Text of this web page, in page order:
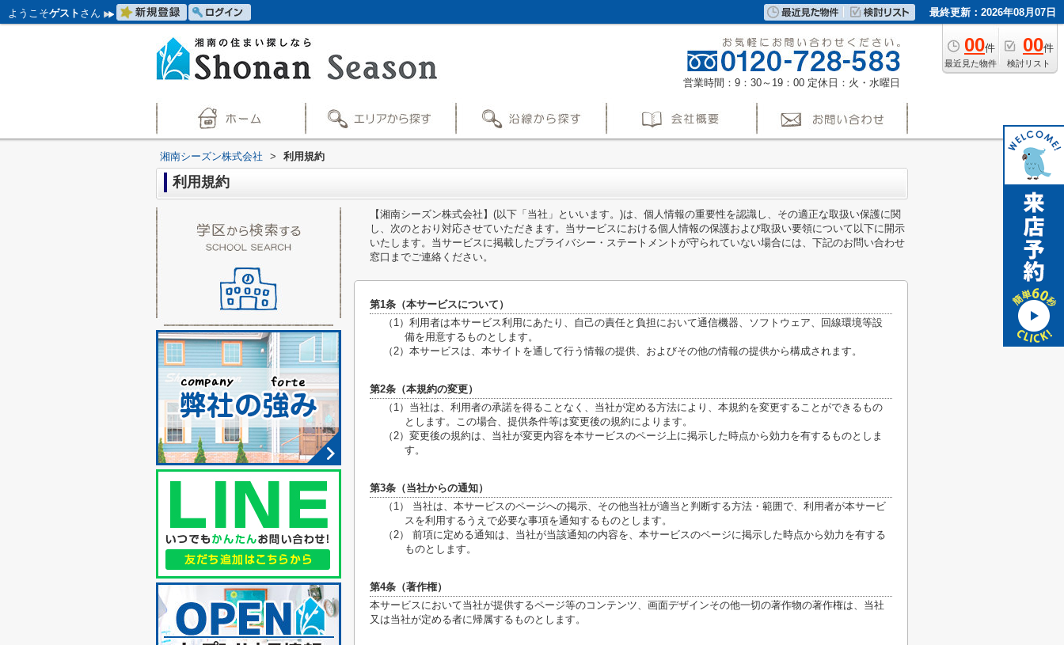
ようこそゲスト さん 最終更新：2026年08月07日
00件
最近見た物件
00件
検討リスト
営業時間：9：30～19：00 定休日：火・水曜日
湘南シーズン株式会社 > 利用規約
利用規約
【湘南シーズン株式会社】(以下「当社」といいます。)は、個人情報の重要性を認識し、その適正な取扱い保護に関
し、次のとおり対応させていただきます。当サービスにおける個人情報の保護および取扱い要領について以下に開示
いたします。当サービスに掲載したプライバシー・ステートメントが守られていない場合には、下記のお問い合わせ
窓口までご連絡ください。
第1条（本サービスについて）
（1）利用者は本サービス利用にあたり、自己の責任と負担において通信機器、ソフトウェア、回線環境等設
備を用意するものとします。
（2）本サービスは、本サイトを通して行う情報の提供、およびその他の情報の提供から構成されます。
第2条（本規約の変更）
（1）当社は、利用者の承諾を得ることなく、当社が定める方法により、本規約を変更することができるもの
とします。この場合、提供条件等は変更後の規約によります。
（2）変更後の規約は、当社が変更内容を本サービスのページ上に掲示した時点から効力を有するものとしま
す。
第3条（当社からの通知）
（1） 当社は、本サービスのページへの掲示、その他当社が適当と判断する方法・範囲で、利用者が本サービ
スを利用するうえで必要な事項を通知するものとします。
（2） 前項に定める通知は、当社が当該通知の内容を、本サービスのページに掲示した時点から効力を有する
ものとします。
第4条（著作権）
本サービスにおいて当社が提供するページ等のコンテンツ、画面デザインその他一切の著作物の著作権は、当社
又は当社が定める者に帰属するものとします。